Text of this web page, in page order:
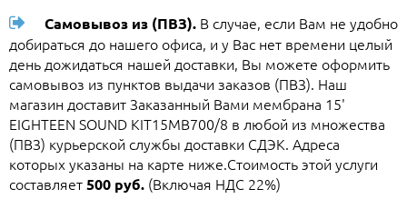
Самовывоз из (ПВЗ). В случае, если Вам не удобно
добираться до нашего офиса, и у Вас нет времени целый
день дожидаться нашей доставки, Вы можете оформить
самовывоз из пунктов выдачи заказов (ПВЗ). Наш
магазин доставит Заказанный Вами мембрана 15'
EIGHTEEN SOUND KIT15MB700/8 в любой из множества
(ПВЗ) курьерской службы доставки СДЭК. Адреса
которых указаны на карте ниже.Стоимость этой услуги
составляет500 руб. (Включая НДС 22%)